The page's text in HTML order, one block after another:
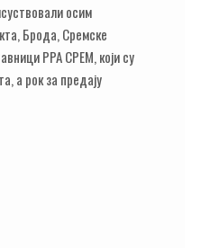
осим
Брода, Сремске
РРА СРЕМ, који су
а рок за предају